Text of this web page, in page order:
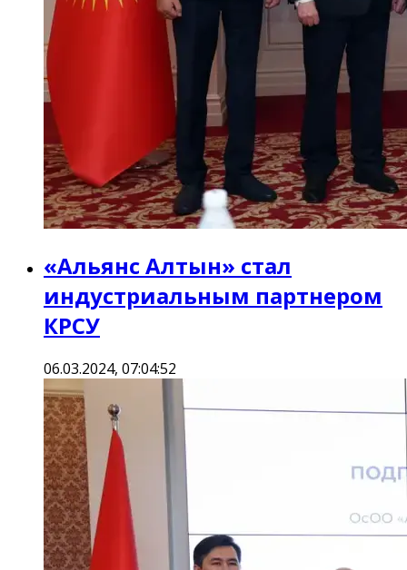
«Альянс Алтын» стал
индустриальным партнером
КРСУ
06.03.2024, 07:04:52